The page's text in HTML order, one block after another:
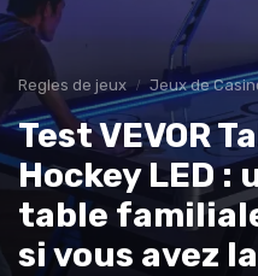
Regles de jeux Jeux de
Test VEVOR
Hockey LED :
table
si vous avez